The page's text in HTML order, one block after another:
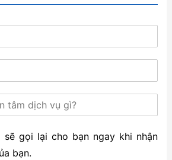
sẽ gọi lại cho bạn ngay khi nhận
bạn.